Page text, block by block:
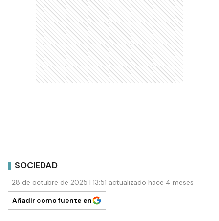
SOCIEDAD
28 de octubre de 2025 | 13:51 actualizado hace 4 meses
Añadir como fuente en